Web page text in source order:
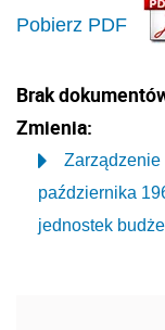
Pobierz PDF
Brak
Zmienia:
października
jednostek